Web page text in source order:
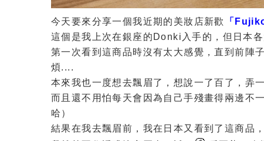
今天要來分享一個我近期的美妝店新歡
「
這個是我上次在銀座的Donki入手的，但日本
第一次看到這商品時沒有太大感覺，直到前陣
煩....
本來我也一度想去飄眉了，想說一了百了，弄
而且還不用怕每天會因為自己手殘畫得兩邊不
哈）
結果在我去飄眉前，我在日本又看到了這商品